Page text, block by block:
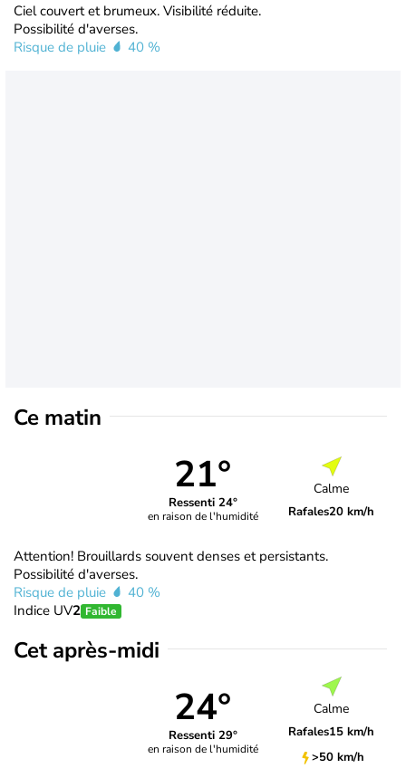
Ciel couvert et brumeux. Visibilité réduite.
Possibilité d'averses.
Risque de pluie
40 %
Ce matin
21°
Ressenti 24°
en raison de l'humidité
Calme
Rafales20 km/h
Attention! Brouillards souvent denses et persistants.
Possibilité d'averses.
Risque de pluie
40 %
Indice UV2 Faible
Cet après-midi
24°
Ressenti 29°
en raison de l'humidité
Calme
Rafales15 km/h
>50 km/h